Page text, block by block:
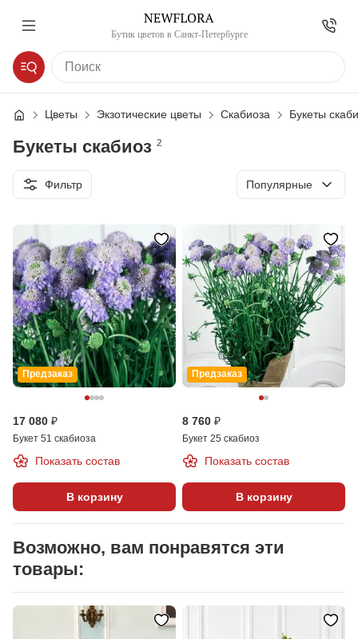
Бутик цветов в Санкт-Петербурге
Цветы Экзотические цветы Скабиоза Букеты
Букеты скабиоз 2
Фильтр Сортировка
Популярные
Предзаказ
17 080 ₽
Букет 51 скабиоза
Показать состав
В корзину
Предзаказ
8 760 ₽
Букет 25 скабиоз
Показать состав
В корзину
Возможно, вам понравятся эти
товары: